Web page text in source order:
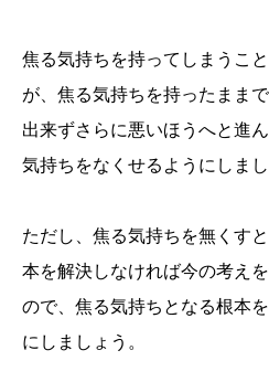
焦る気持ちを持ってしまうこ
が、焦る気持ちを持ったまま
出来ずさらに悪いほうへと進
気持ちをなくせるようにしまし
ただし、焦る気持ちを無くす
本を解決しなければ今の考え
ので、焦る気持ちとなる根本
にしましょう。